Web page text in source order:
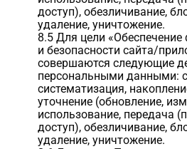
доступ), обезличивание,
удаление, уничтожение.
8.5 Для цели
и безопасности сайта/
совершаются следующие
персональными данными:
систематизация,
уточнение (обновление,
использование, передача
доступ), обезличивание,
удаление, уничтожение.